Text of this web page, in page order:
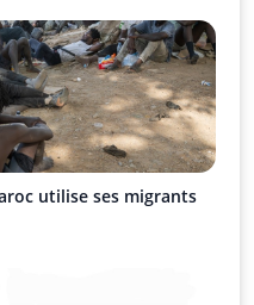
utilise ses migrants